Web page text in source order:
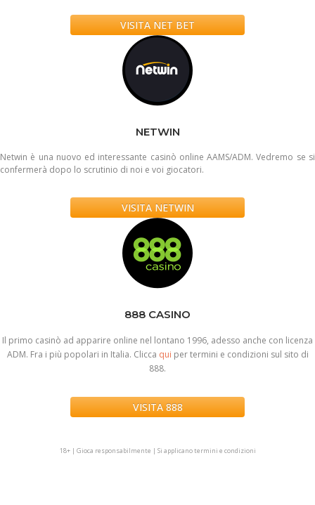
VISITA NET BET
NETWIN
Netwin è una nuovo ed interessante casinò online AAMS/ADM. Vedremo se si
confermerà dopo lo scrutinio di noi e voi giocatori.
VISITA NETWIN
888 CASINO
Il primo casinò ad apparire online nel lontano 1996, adesso anche con licenza
ADM. Fra i più popolari in Italia. Clicca qui per termini e condizioni sul sito di
888.
VISITA 888
18+ | Gioca responsabilmente | Si applicano termini e condizioni